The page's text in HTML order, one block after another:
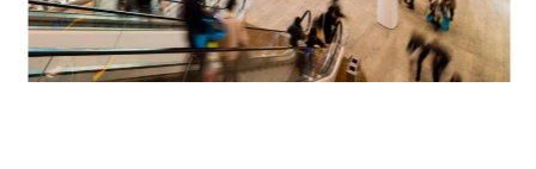
Fritz